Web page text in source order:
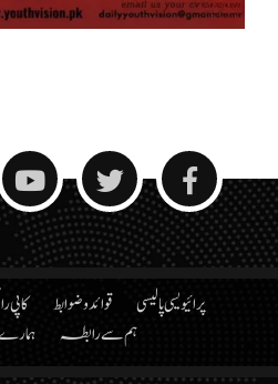
پرائیویسی پالیسی قوائد و ضوابط
ہم سے رابطہ